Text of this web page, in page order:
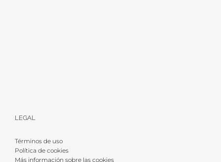
LEGAL
Términos de uso
Política de cookies
Más información sobre las cookies